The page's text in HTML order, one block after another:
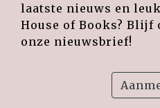
laatste nieuws en
House of Books? Blijf
onze nieuwsbrief!